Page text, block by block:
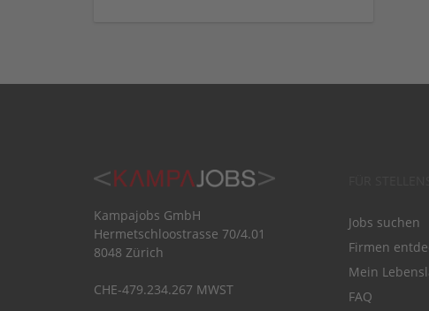
Kampajobs GmbH
Hermetschloostrasse 70/4.01
8048 Zürich
CHE-479.234.267 MWST
Jobs suchen
Firmen
Mein
FAQ